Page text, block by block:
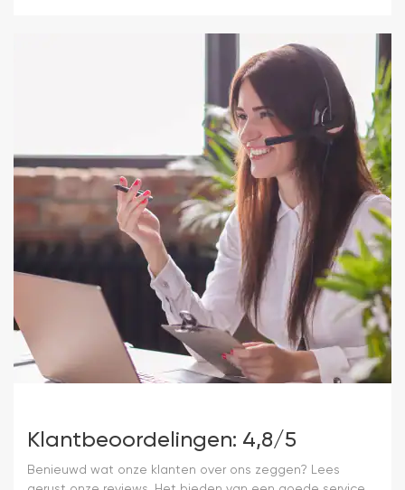
Klantbeoordelingen: 4,8/5
Benieuwd wat onze klanten over ons zeggen? Lees